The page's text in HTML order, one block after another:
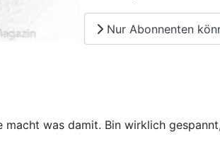
Nur Abonnenten
was damit. Bin wirklich